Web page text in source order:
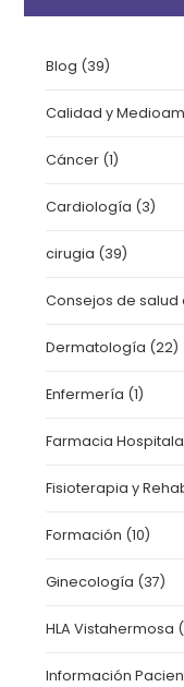
Blog (39)
Calidad y
Cáncer (1)
Cardiología (3)
cirugia (39)
Consejos de
Dermatología (22)
Enfermería (1)
Farmacia
Fisioterapia y
Formación (10)
Ginecología (37)
HLA Vistahermosa
Información